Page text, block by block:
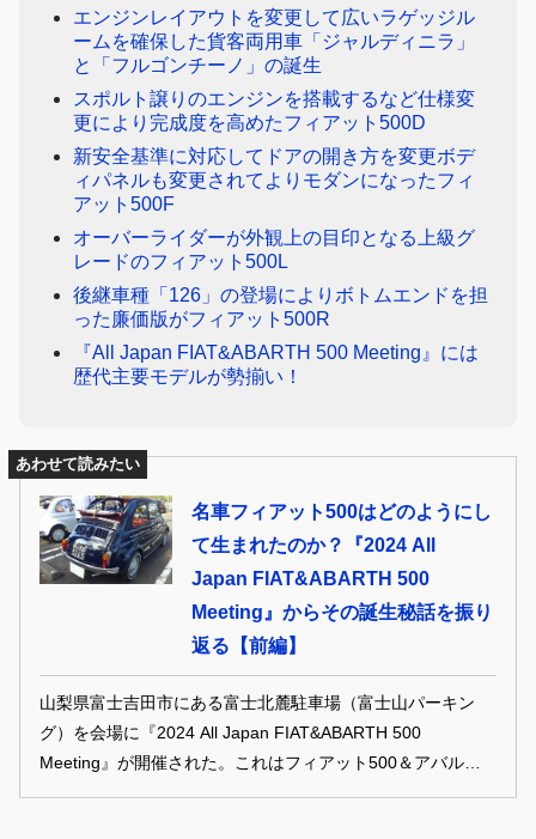
エンジンレイアウトを変更して広いラゲッジル
ームを確保した貨客両用車「ジャルディニラ」
と「フルゴンチーノ」の誕生
スポルト譲りのエンジンを搭載するなど仕様変
更により完成度を高めたフィアット500D
新安全基準に対応してドアの開き方を変更ボデ
ィパネルも変更されてよりモダンになったフィ
アット500F
オーバーライダーが外観上の目印となる上級グ
レードのフィアット500L
後継車種「126」の登場によりボトムエンドを担
った廉価版がフィアット500R
『All Japan FIAT&ABARTH 500 Meeting』には
歴代主要モデルが勢揃い！
あわせて読みたい
名車フィアット500はどのようにし
て生まれたのか？『2024 All
Japan FIAT&ABARTH 500
Meeting』からその誕生秘話を振り
返る【前編】
山梨県富士吉田市にある富士北麓駐車場（富士山パーキン
グ）を会場に『2024 All Japan FIAT&ABARTH 500
Meeting』が開催された。これはフィアット500＆アバルト